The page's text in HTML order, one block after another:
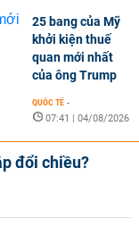
25 bang của Mỹ
khởi kiện thuế
quan mới nhất
của ông Trump
QUỐC TẾ -
07:41 | 04/08/2026
đổi chiều?